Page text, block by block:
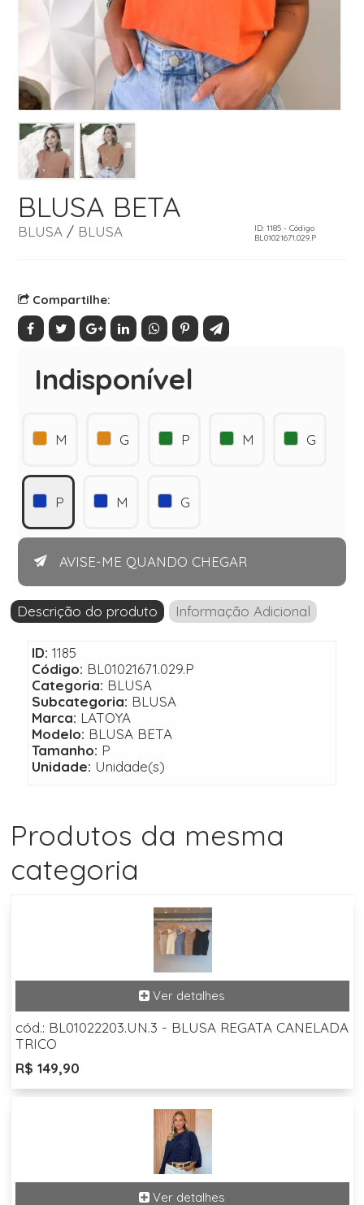
BLUSA BETA
BLUSA/ BLUSA
ID: 1185 - Código
BL01021671.029.P
Compartilhe:
Indisponível
M G P M G
P M G
AVISE-ME QUANDO CHEGAR
Descrição do produto Informação Adicional
ID: 1185
Código: BL01021671.029.P
Categoria: BLUSA
Subcategoria: BLUSA
Marca: LATOYA
Modelo: BLUSA BETA
Tamanho: P
Unidade: Unidade(s)
Produtos da mesma
categoria
cód.: BL01022203.UN.3 - BLUSA REGATA CANELADA
TRICO
R$ 149,90